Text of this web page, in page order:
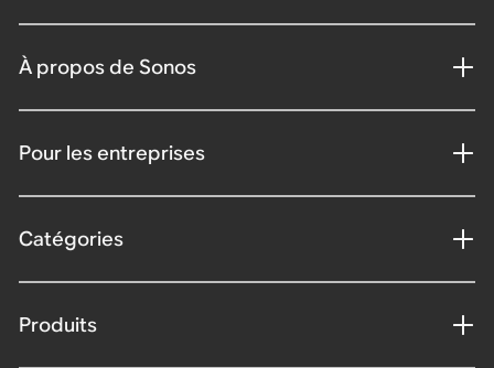
À propos de Sonos
Pour les entreprises
Catégories
Produits